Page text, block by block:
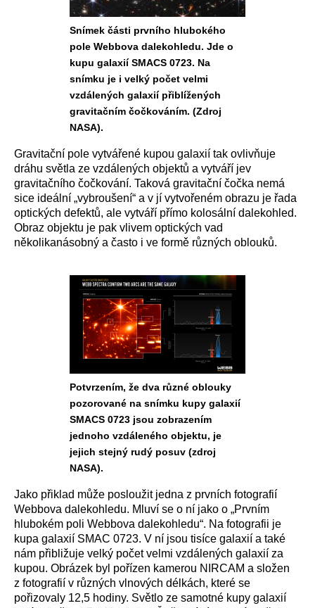
Snímek části prvního hlubokého
pole Webbova dalekohledu. Jde o
kupu galaxií SMACS 0723. Na
snímku je i velký počet velmi
vzdálených galaxií přiblížených
gravitačním čočkováním. (Zdroj
NASA).
Gravitační pole vytvářené kupou galaxií tak ovlivňuje
dráhu světla ze vzdálených objektů a vytváří jev
gravitačního čočkování. Taková gravitační čočka nemá
sice ideální „vybroušení“ a v jí vytvořeném obrazu je řada
optických defektů, ale vytváří přímo kolosální dalekohled.
Obraz objektu je pak vlivem optických vad
několikanásobný a často i ve formě různých oblouků.
Potvrzením, že dva různé oblouky
pozorované na snímku kupy galaxií
SMACS 0723 jsou zobrazením
jednoho vzdáleného objektu, je
jejich stejný rudý posuv (zdroj
NASA).
Jako přiklad může posloužit jedna z prvních fotografií
Webbova dalekohledu. Mluví se o ní jako o „Prvním
hlubokém poli Webbova dalekohledu“. Na fotografii je
kupa galaxií SMAC 0723. V ní jsou tisíce galaxií a také
nám přibližuje velký počet velmi vzdálených galaxií za
kupou. Obrázek byl pořízen kamerou NIRCAM a složen
z fotografií v různých vlnových délkách, které se
pořizovaly 12,5 hodiny. Světlo ze samotné kupy galaxií